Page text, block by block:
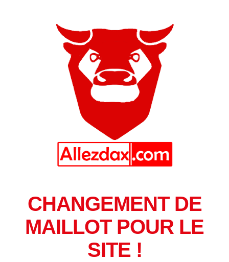
CHANGEMENT DE
MAILLOT POUR LE
SITE !